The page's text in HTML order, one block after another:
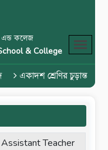
এন্ড কলেজ
& College
একাদশ শ্রেণির চুড়ান্ত
Assistant Teacher